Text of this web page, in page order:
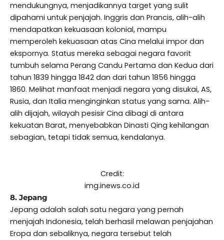
mendukungnya, menjadikannya target yang sulit
dipahami untuk penjajah. Inggris dan Prancis, alih-alih
mendapatkan kekuasaan kolonial, mampu
memperoleh kekuasaan atas Cina melalui impor dan
ekspornya. Status mereka sebagai negara favorit
tumbuh selama Perang Candu Pertama dan Kedua dari
tahun 1839 hingga 1842 dan dari tahun 1856 hingga
1860. Melihat manfaat menjadi negara yang disukai, AS,
Rusia, dan Italia menginginkan status yang sama. Alih-
alih dijajah, wilayah pesisir Cina dibagi di antara
kekuatan Barat, menyebabkan Dinasti Qing kehilangan
sebagian, tetapi tidak semua, kendalanya.
Credit:
img.inews.co.id
8. Jepang
Jepang adalah salah satu negara yang pernah
menjajah Indonesia, telah berhasil melawan penjajahan
Eropa dan sebaliknya, negara tersebut telah